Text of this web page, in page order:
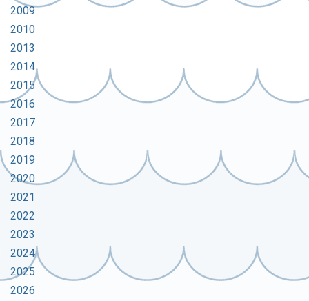
2009
2010
2013
2014
2015
2016
2017
2018
2019
2020
2021
2022
2023
2024
2025
2026